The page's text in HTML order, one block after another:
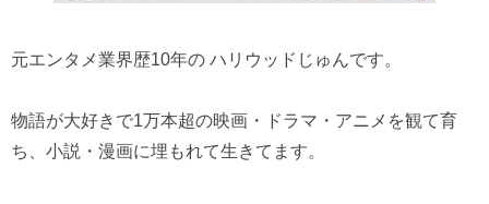
元エンタメ業界歴10年の ハリウッドじゅんです。
物語が大好きで1万本超の映画・ドラマ・アニメを観て育
ち、小説・漫画に埋もれて生きてます。